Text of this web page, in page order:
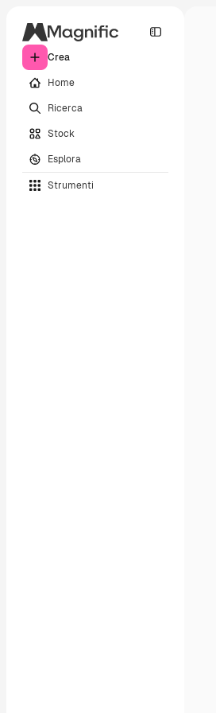
Crea
Home
Ricerca
Stock
Esplora
Strumenti